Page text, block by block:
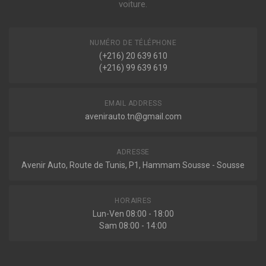
3.5 V6 238ch ( 04-2008 > 12-2015 )
voiture.
NUMÉRO DE TÉLÉPHONE
(+216) 20 639 610
(+216) 99 639 619
EMAIL ADDRESS
avenirauto.tn@gmail.com
ADRESSE
Avenir Auto, Route de Tunis, P1, Hammam Sousse - Sousse
HORAIRES
Lun-Ven 08:00 - 18:00
Sam 08:00 - 14:00